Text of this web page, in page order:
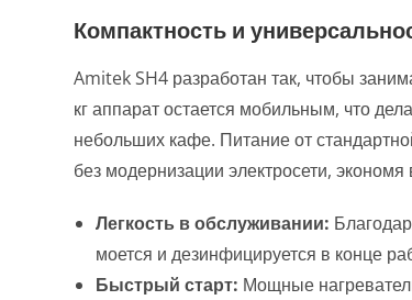
Компактность и
Amitek SH4 разработан так, чтобы
кг аппарат остается мобильным, что
небольших кафе. Питание от
без модернизации электросети,
Легкость в обслуживании:
моется и дезинфицируется в конце
Быстрый старт: Мощные